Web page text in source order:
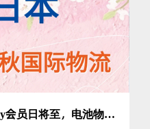
会员日将至，电池物流